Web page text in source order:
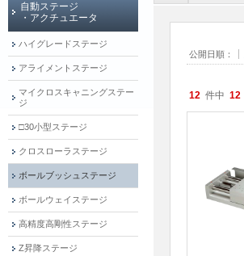
公開日順：
12 件中 12
自動ステージ
・アクチュエータ
ハイグレードステージ
アライメントステージ
マイクロスキャニングステー
ジ
□30小型ステージ
クロスローラステージ
ボールブッシュステージ
ボールウェイステージ
高精度高剛性ステージ
Z昇降ステージ